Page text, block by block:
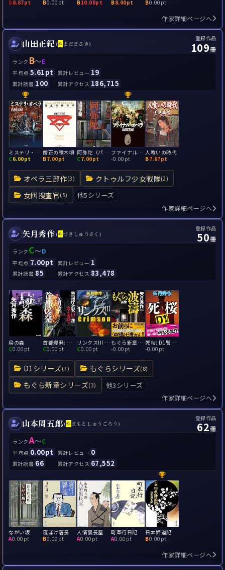
S 8.87pt B0.00pt B10.00pt B8.00pt B0.00pt
作家詳細ページへ
山田正紀 (やまだまさき)
登録作品
109冊
ランク B～E
平均点 5.61pt 累計レビュー 19
累計読書 100 累計アクセス 186,715
オペラ三部作(3) クトゥルフ少女戦隊(2)
女囮捜査官(5) 他5シリーズ
ミステリ・オペラ 宿命城殺人事件
C6.00pt
僧正の積木唄
B7.00pt
阿弥陀（パズル）
C7.00pt
ファイナル・オペラ
-0.00pt
人喰いの時代
B7.67pt
作家詳細ページへ
矢月秀作 (やづきしゅうさく)
登録作品
50冊
ランク C～D
平均点 7.00pt 累計レビュー 1
累計読書 85 累計アクセス 83,478
D1シリーズ(7) もぐらシリーズ(8)
もぐら新章シリーズ(3) 他3シリーズ
烏の森
C0.00pt
首都爆発: 警視庁公安0課 カミカゼ3
C0.00pt
リンクスIII - Crimson
C0.00pt
もぐら新章 波濤
-0.00pt
死桜: D1警視庁暗殺部
-0.00pt
作家詳細ページへ
山本周五郎 (や まもとしゅうごろう)
登録作品
62冊
ランクA～C
平均点 0.00pt 累計レビュー 0
累計読書 66 累計アクセス 67,552
ながい坂
A0.00pt
寝ぼけ署長
B0.00pt
人情裏長屋
A0.00pt
町奉行日記
A0.00pt
日本婦道記
B0.00pt
作家詳細ページへ